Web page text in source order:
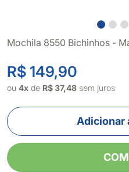
Mochila 8550 Bichinhos -
R$ 149,90
ou 4x de R$ 37,48 sem juros
Adicionar